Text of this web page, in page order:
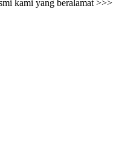
kami yang beralamat >>>